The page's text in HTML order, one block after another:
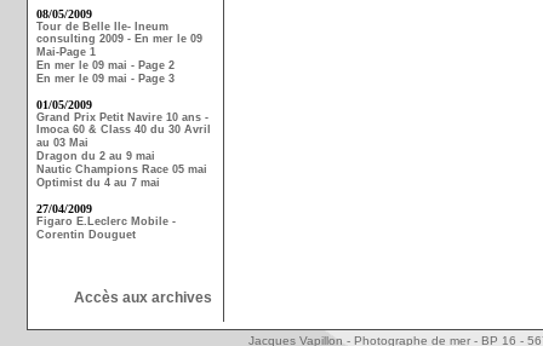
08/05/2009
Tour de Belle Ile- Ineum
consulting 2009 - En mer le 09
Mai-Page 1
En mer le 09 mai - Page 2
En mer le 09 mai - Page 3
01/05/2009
Grand Prix Petit Navire 10 ans -
Imoca 60 & Class 40 du 30 Avril
au 03 Mai
Dragon du 2 au 9 mai
Nautic Champions Race 05 mai
Optimist du 4 au 7 mai
27/04/2009
Figaro E.Leclerc Mobile -
Corentin Douguet
Accès aux archives
Jacques Vapillon - Photographe de mer - BP 16 -